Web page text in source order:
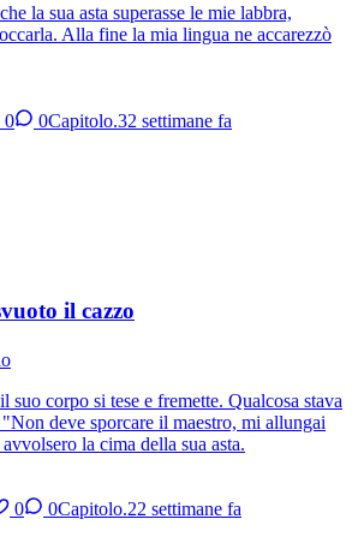
la sua asta superasse le mie labbra,
Alla fine la mia lingua ne accarezzò
0 0Capitolo.32 settimane fa
il cazzo
suo corpo si tese e fremette. Qualcosa stava
deve sporcare il maestro, mi allungai
la cima della sua asta.
0 0Capitolo.22 settimane fa